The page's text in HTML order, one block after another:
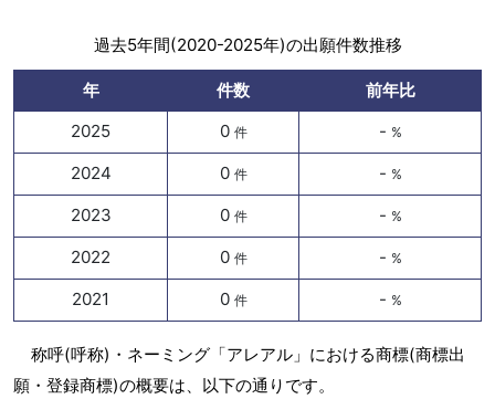
過去5年間(2020-2025年)の出願件数推移
年 件数
前年比
2025
0 件 - %
2024 0 件 - %
2023 0 件 - %
2022 0 件 - %
2021 0 件 - %
称呼(呼称)・ネーミング「アレアル」における商標(商標出
願・登録商標)の概要は、以下の通りです。